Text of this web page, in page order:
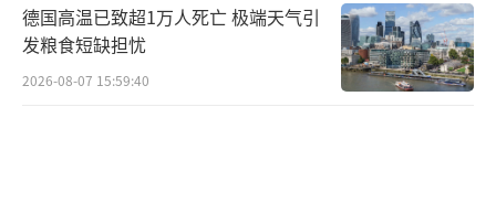
德国高温已致超1万人死亡 极端天气引
发粮食短缺担忧
2026-08-07 15:59:40